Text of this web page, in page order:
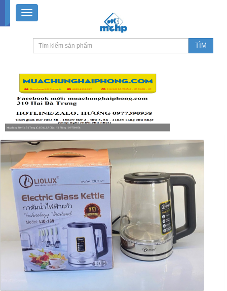
Muachung 310 Hai Bà Trưng (Cát Dài), Lê Chân, Hải Phòng / 0977390958